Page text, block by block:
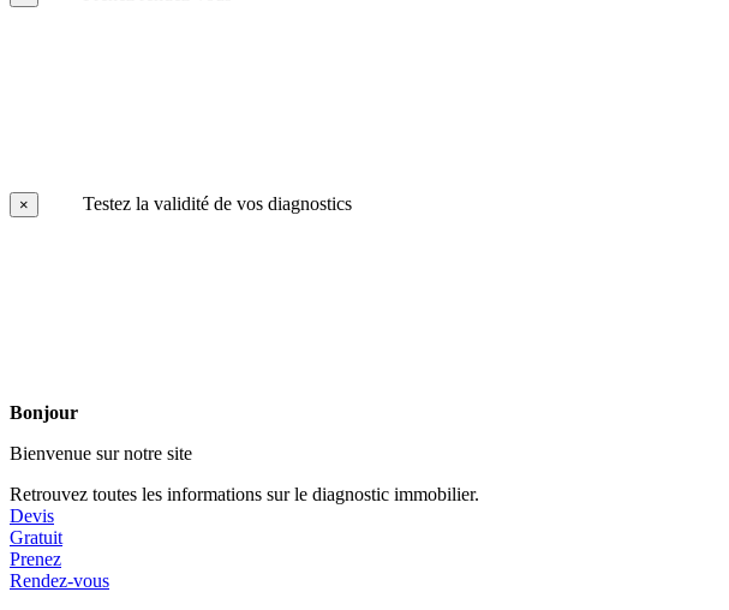
× Testez la validité de vos diagnostics
Bonjour
Bienvenue sur notre site
Retrouvez toutes les informations sur le diagnostic immobilier.
Devis
Gratuit
Prenez
Rendez-vous